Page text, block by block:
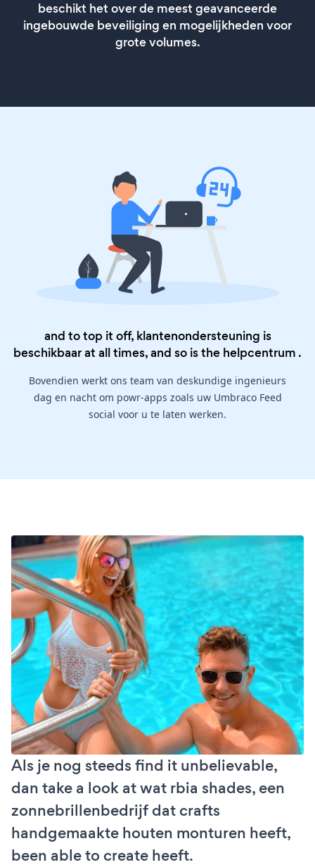
beschikt het over de meest geavanceerde
ingebouwde beveiliging en mogelijkheden voor
grote volumes.
and to top it off, klantenondersteuning is
beschikbaar at all times, and so is the helpcentrum .
Bovendien werkt ons team van deskundige ingenieurs
dag en nacht om powr-apps zoals uw Umbraco Feed
social voor u te laten werken.
Als je nog steeds find it unbelievable,
dan take a look at wat rbia shades, een
zonnebrillenbedrijf dat crafts
handgemaakte houten monturen heeft,
been able to create heeft.